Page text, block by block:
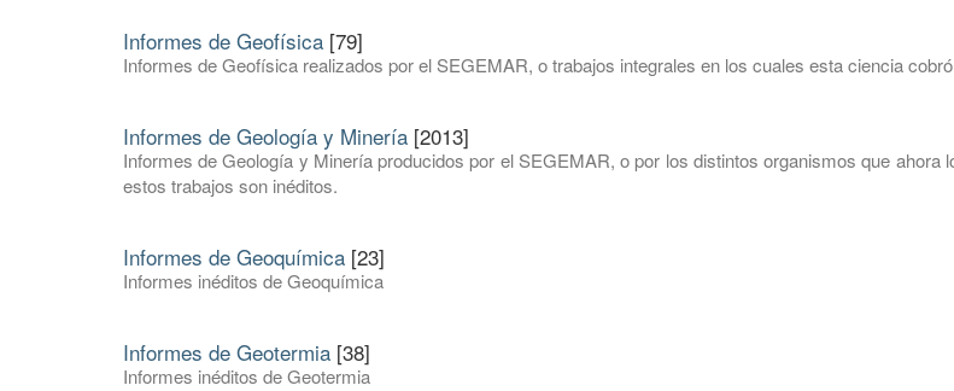
Informes de Geofísica [79]
Informes de Geofísica realizados por el SEGEMAR, o trabajos integrales en los cuales esta ciencia
Informes de Geología y Minería [2013]
Informes de Geología y Minería producidos por el SEGEMAR, o por los distintos organismos que ahora
estos trabajos son inéditos.
Informes de Geoquímica [23]
Informes inéditos de Geoquímica
Informes de Geotermia [38]
Informes inéditos de Geotermia